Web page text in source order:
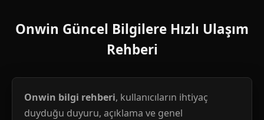
Onwin Güncel Bilgilere Hızlı Ulaşım
Rehberi
Onwin bilgi rehberi, kullanıcıların ihtiyaç
duyduğu duyuru, açıklama ve genel